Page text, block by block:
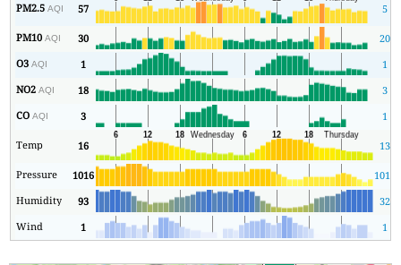
PM2.5AQI 57 5
PM10AQI 30
20
O3AQI 1
1
NO2AQI 18
3
COAQI 3 1
Temp 16 13
Pressure 1016 1015
Humidity
93
32
Wind
1 1